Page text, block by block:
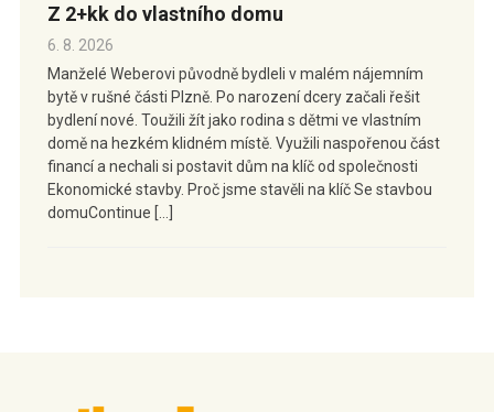
Z 2+kk do vlastního domu
6. 8. 2026
Manželé Weberovi původně bydleli v malém nájemním
bytě v rušné části Plzně. Po narození dcery začali řešit
bydlení nové. Toužili žít jako rodina s dětmi ve vlastním
domě na hezkém klidném místě. Využili naspořenou část
financí a nechali si postavit dům na klíč od společnosti
Ekonomické stavby. Proč jsme stavěli na klíč Se stavbou
domuContinue […]